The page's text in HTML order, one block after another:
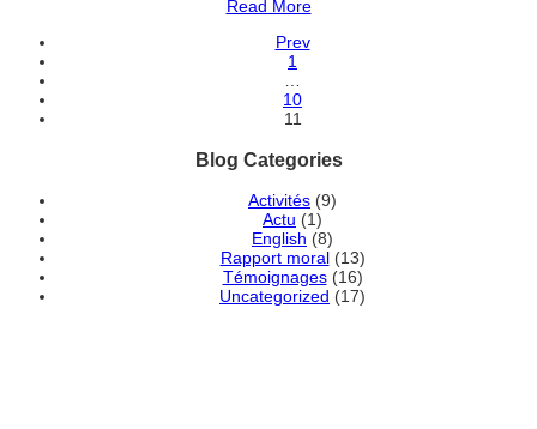
Read More
Prev
1
…
10
11
Blog Categories
Activités (9)
Actu (1)
English (8)
Rapport moral(13)
Témoignages(16)
Uncategorized (17)